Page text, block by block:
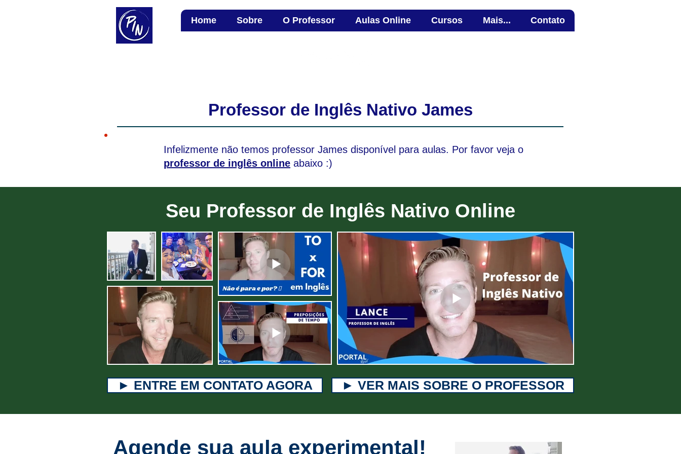
Home Sobre O Professor Aulas Online Cursos Mais... Contato
Professor de Inglês Nativo James
Infelizmente não temos professor James disponível para aulas. Por favor veja o
professor de inglês online abaixo :)
Seu Professor de Inglês Nativo Online
► ENTRE EM CONTATO AGORA ► VER MAIS SOBRE O PROFESSOR
Agende sua aula experimental!